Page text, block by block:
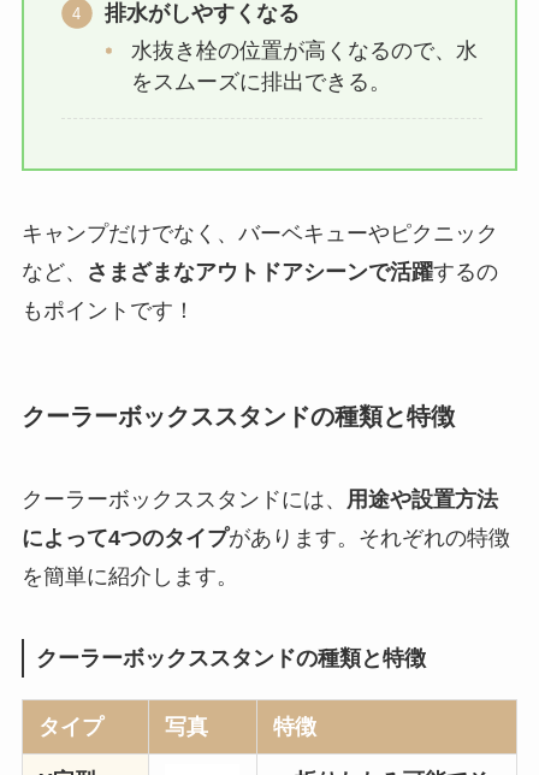
排水がしやすくなる
水抜き栓の位置が高くなるので、水
をスムーズに排出できる。
キャンプだけでなく、バーベキューやピクニック
など、
さまざまなアウトドアシーンで活躍するの
もポイントです！
クーラーボックススタンドの種類と特徴
クーラーボックススタンドには、 用途や設置方法
によって4つのタイプがあります。それぞれの特徴
を簡単に紹介します。
クーラーボックススタンドの種類と特徴
タイプ 写真 特徴